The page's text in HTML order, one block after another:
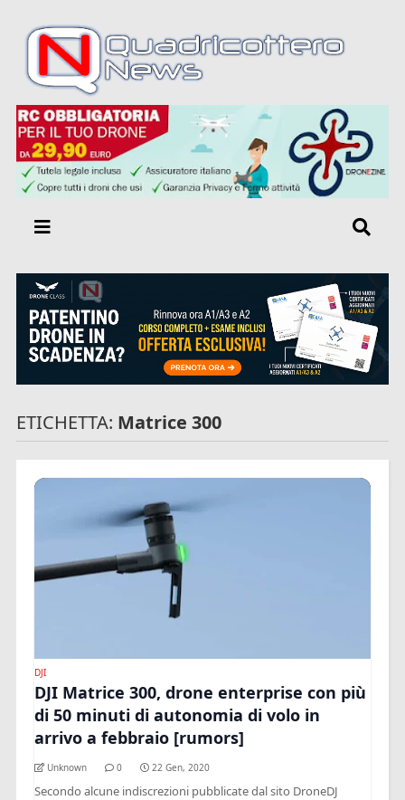
ETICHETTA: Matrice 300
DJI
DJI Matrice 300, drone enterprise con più
di 50 minuti di autonomia di volo in
arrivo a febbraio [rumors]
Unknown 0 22 Gen, 2020
Secondo alcune indiscrezioni pubblicate dal sito DroneDJ